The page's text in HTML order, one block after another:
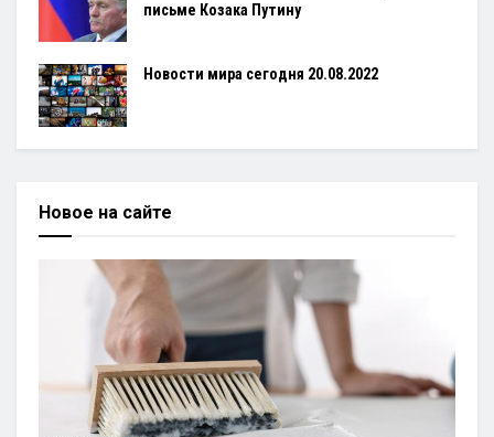
письме Козака Путину
Новости мира сегодня 20.08.2022
Новое на сайте